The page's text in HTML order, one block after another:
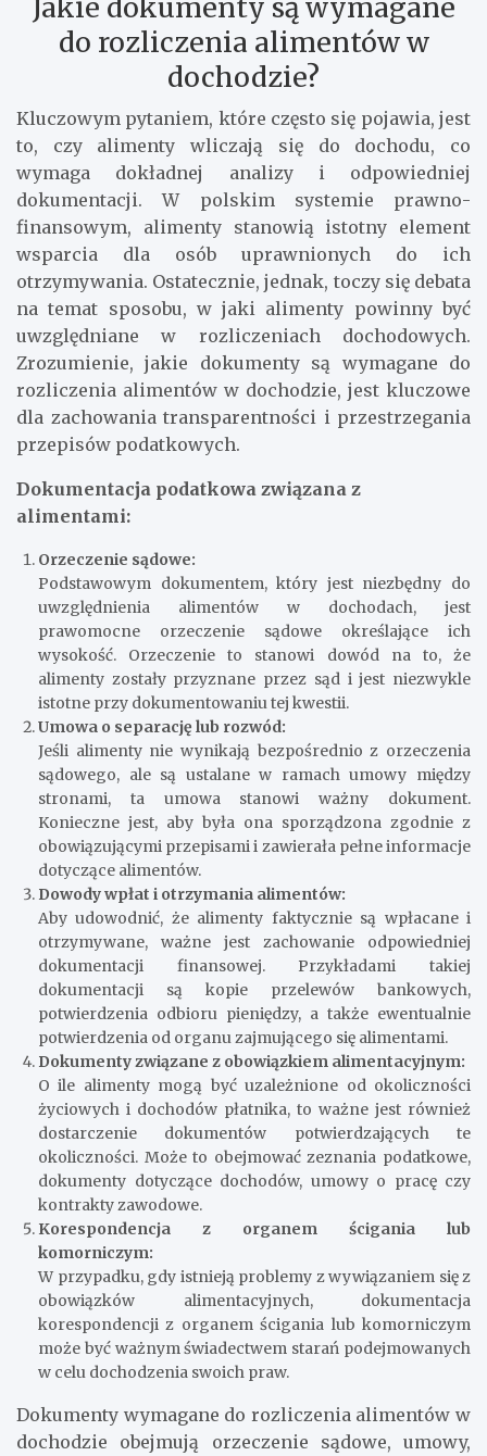
Jakie dokumenty są wymagane
do rozliczenia alimentów w
dochodzie?
Kluczowym pytaniem, które często się pojawia, jest
to, czy alimenty wliczają się do dochodu, co
wymaga dokładnej analizy i odpowiedniej
dokumentacji. W polskim systemie prawno-
finansowym, alimenty stanowią istotny element
wsparcia dla osób uprawnionych do ich
otrzymywania. Ostatecznie, jednak, toczy się debata
na temat sposobu, w jaki alimenty powinny być
uwzględniane w rozliczeniach dochodowych.
Zrozumienie, jakie dokumenty są wymagane do
rozliczenia alimentów w dochodzie, jest kluczowe
dla zachowania transparentności i przestrzegania
przepisów podatkowych.
Dokumentacja podatkowa związana z
alimentami:
Orzeczenie sądowe:
Podstawowym dokumentem, który jest niezbędny do
uwzględnienia alimentów w dochodach, jest
prawomocne orzeczenie sądowe określające ich
wysokość. Orzeczenie to stanowi dowód na to, że
alimenty zostały przyznane przez sąd i jest niezwykle
istotne przy dokumentowaniu tej kwestii.
Umowa o separację lub rozwód:
Jeśli alimenty nie wynikają bezpośrednio z orzeczenia
sądowego, ale są ustalane w ramach umowy między
stronami, ta umowa stanowi ważny dokument.
Konieczne jest, aby była ona sporządzona zgodnie z
obowiązującymi przepisami i zawierała pełne informacje
dotyczące alimentów.
Dowody wpłat i otrzymania alimentów:
Aby udowodnić, że alimenty faktycznie są wpłacane i
otrzymywane, ważne jest zachowanie odpowiedniej
dokumentacji finansowej. Przykładami takiej
dokumentacji są kopie przelewów bankowych,
potwierdzenia odbioru pieniędzy, a także ewentualnie
potwierdzenia od organu zajmującego się alimentami.
Dokumenty związane z obowiązkiem alimentacyjnym:
O ile alimenty mogą być uzależnione od okoliczności
życiowych i dochodów płatnika, to ważne jest również
dostarczenie dokumentów potwierdzających te
okoliczności. Może to obejmować zeznania podatkowe,
dokumenty dotyczące dochodów, umowy o pracę czy
kontrakty zawodowe.
Korespondencja z organem ścigania lub
komorniczym:
W przypadku, gdy istnieją problemy z wywiązaniem się z
obowiązków alimentacyjnych, dokumentacja
korespondencji z organem ścigania lub komorniczym
może być ważnym świadectwem starań podejmowanych
w celu dochodzenia swoich praw.
Dokumenty wymagane do rozliczenia alimentów w
dochodzie obejmują orzeczenie sądowe, umowy,